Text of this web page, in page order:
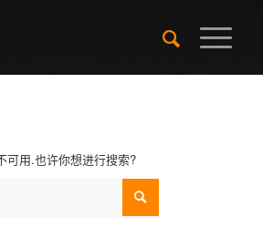
可用.也许你想进行搜索?